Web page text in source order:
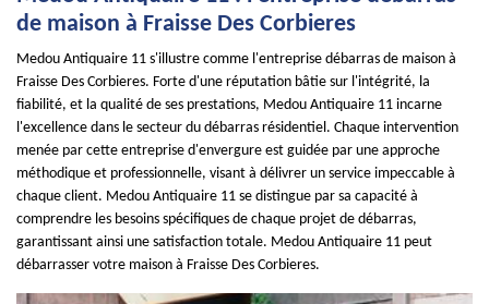
de maison à Fraisse Des Corbieres
Medou Antiquaire 11 s'illustre comme l'entreprise débarras de maison à
Fraisse Des Corbieres. Forte d'une réputation bâtie sur l'intégrité, la
fiabilité, et la qualité de ses prestations, Medou Antiquaire 11 incarne
l'excellence dans le secteur du débarras résidentiel. Chaque intervention
menée par cette entreprise d'envergure est guidée par une approche
méthodique et professionnelle, visant à délivrer un service impeccable à
chaque client. Medou Antiquaire 11 se distingue par sa capacité à
comprendre les besoins spécifiques de chaque projet de débarras,
garantissant ainsi une satisfaction totale. Medou Antiquaire 11 peut
débarrasser votre maison à Fraisse Des Corbieres.